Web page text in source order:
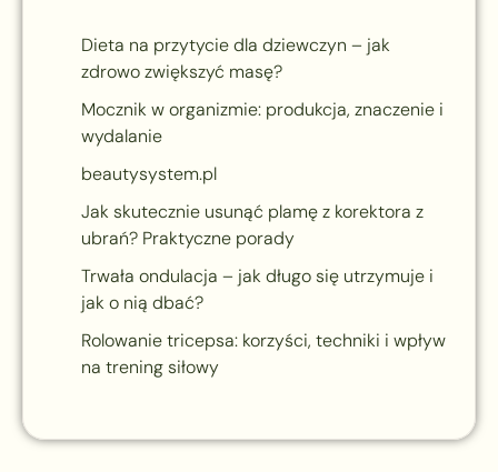
Dieta na przytycie dla dziewczyn – jak
zdrowo zwiększyć masę?
Mocznik w organizmie: produkcja, znaczenie i
wydalanie
beautysystem.pl
Jak skutecznie usunąć plamę z korektora z
ubrań? Praktyczne porady
Trwała ondulacja – jak długo się utrzymuje i
jak o nią dbać?
Rolowanie tricepsa: korzyści, techniki i wpływ
na trening siłowy